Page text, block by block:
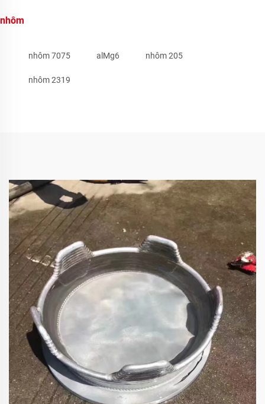
nhôm
nhôm 7075 alMg6 nhôm 205
nhôm 2319